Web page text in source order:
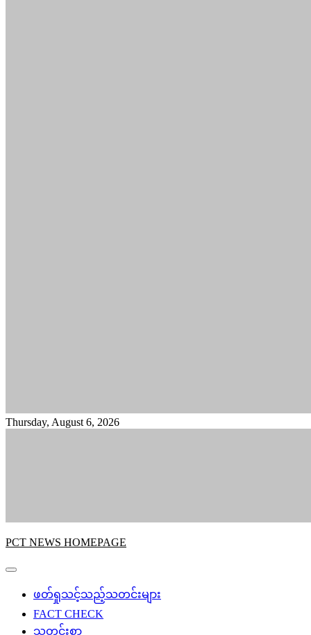
Thursday, August 6, 2026
PCT NEWS HOMEPAGE
ဖတ်ရှုသင့်သည့်သတင်းများ
FACT CHECK
သတင်းစာ